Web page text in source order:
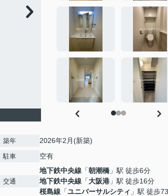
築年 2026年2月(新築)
駐車 空有
交通
地下鉄中央線 「朝潮橋 」駅 徒歩6分
地下鉄中央線 「大阪港 」駅 徒歩16分
桜島線 「ユニバーサルシティ 」駅 徒歩